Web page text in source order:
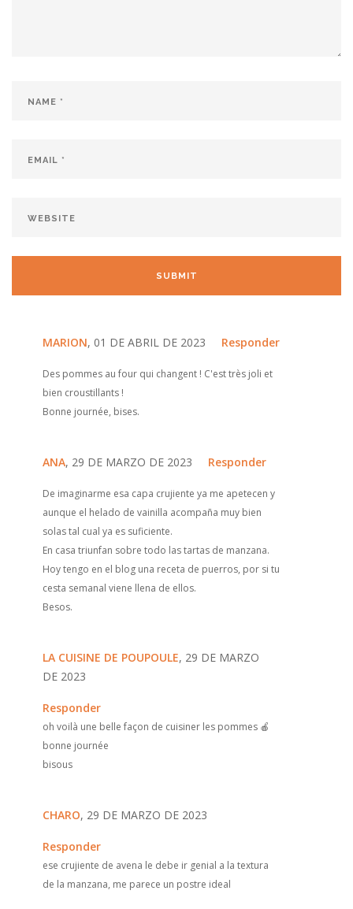
MARION, 01 DE ABRIL DE 2023 Responder
Des pommes au four qui changent ! C'est très joli et
bien croustillants !
Bonne journée, bises.
ANA, 29 DE MARZO DE 2023 Responder
De imaginarme esa capa crujiente ya me apetecen y
aunque el helado de vainilla acompaña muy bien
solas tal cual ya es suficiente.
En casa triunfan sobre todo las tartas de manzana.
Hoy tengo en el blog una receta de puerros, por si tu
cesta semanal viene llena de ellos.
Besos.
LA CUISINE DE POUPOULE, 29 DE MARZO
DE 2023
Responder
oh voilà une belle façon de cuisiner les pommes 🍎
bonne journée
bisous
CHARO, 29 DE MARZO DE 2023
Responder
ese crujiente de avena le debe ir genial a la textura
de la manzana, me parece un postre ideal